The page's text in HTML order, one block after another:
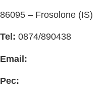
86095 – Frosolone (IS)
Tel: 0874/890438
Email:
Pec: